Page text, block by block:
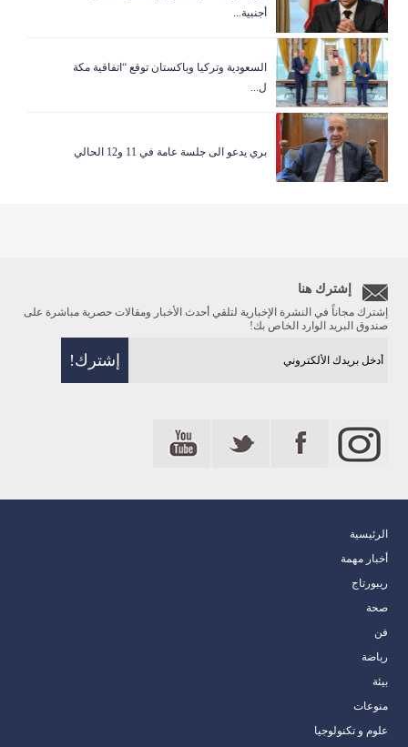
أجنبية...
السعودية وتركيا وباكستان توقع “اتفاقية مكة
ل...
بري يدعو الى جلسة عامة في 11 و12 الحالي
إشترك هنا
إشترك مجاناً في النشرة الإخبارية لتلقي أحدث الأخبار ومقالات حصرية مباشرة على
صندوق البريد الوارد الخاص بك!
الرئيسية
أخبار مهمة
ريبورتاج
صحة
فن
رياضة
بيئة
منوعات
علوم و تكنولوجيا